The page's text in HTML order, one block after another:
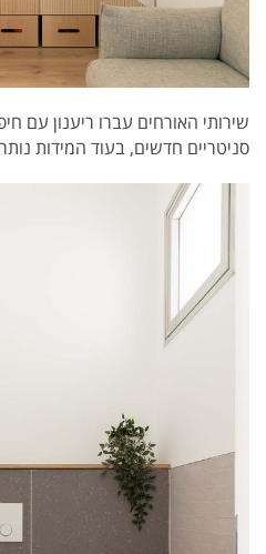
שירותי האורחים עברו ריענון עם
סניטריים חדשים, בעוד המידות